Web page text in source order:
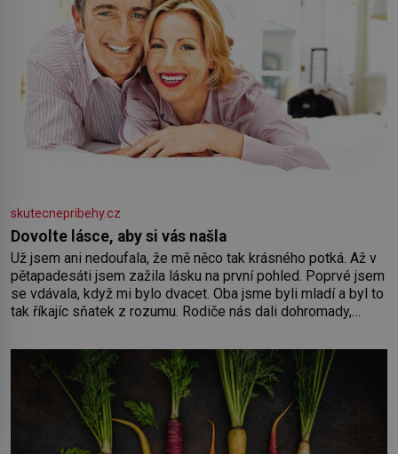
skutecnepribehy.cz
Dovolte lásce, aby si vás našla
Už jsem ani nedoufala, že mě něco tak krásného potká. Až v
pětapadesáti jsem zažila lásku na první pohled. Poprvé jsem
se vdávala, když mi bylo dvacet. Oba jsme byli mladí a byl to
tak říkajíc sňatek z rozumu. Rodiče nás dali dohromady,
oběma moc nesvědčilo, brzy jsme zjistili, že